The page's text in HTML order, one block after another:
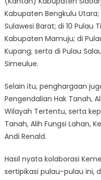
Kabupaten Bengkulu
Sulawesi Barat; di 10 Pulau
Kabupaten Mamuju; di
Kupang; serta di Pulau
Simeulue.
Selain itu, penghargaan
Pengendalian Hak Tanah,
Wilayah Tertentu, serta
Tanah, Alih Fungsi Lahan,
Andi Renald.
Hasil nyata kolaborasi
sertipikasi pulau-pulau ini,